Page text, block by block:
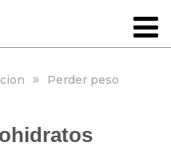
Perder peso